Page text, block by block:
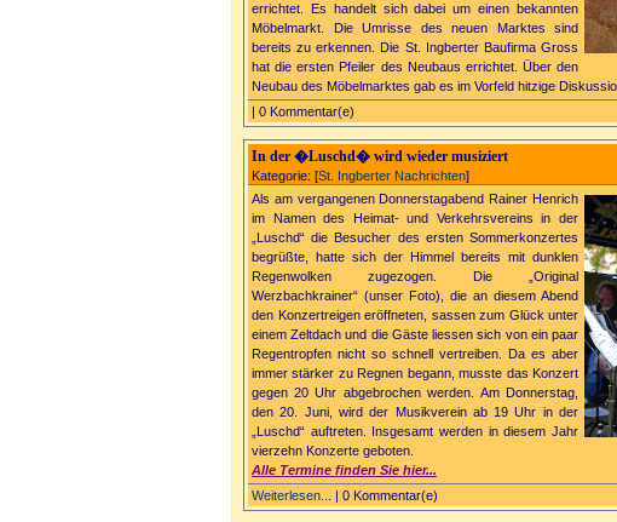
errichtet. Es handelt sich dabei um einen bekannten
Möbelmarkt. Die Umrisse des neuen Marktes sind
bereits zu erkennen. Die St. Ingberter Baufirma Gross
hat die ersten Pfeiler des Neubaus errichtet. Über den
Neubau des Möbelmarktes gab es im Vorfeld hitzige
| 0 Kommentar(e)
In der �Luschd� wird wieder musiziert
Kategorie: [St. Ingberter Nachrichten]
Als am vergangenen Donnerstagabend Rainer Henrich
im Namen des Heimat- und Verkehrsvereins in der
„Luschd“ die Besucher des ersten Sommerkonzertes
begrüßte, hatte sich der Himmel bereits mit dunklen
Regenwolken zugezogen. Die „Original
Werzbachkrainer“ (unser Foto), die an diesem Abend
den Konzertreigen eröffneten, sassen zum Glück unter
einem Zeltdach und die Gäste liessen sich von ein paar
Regentropfen nicht so schnell vertreiben. Da es aber
immer stärker zu Regnen begann, musste das Konzert
gegen 20 Uhr abgebrochen werden. Am Donnerstag,
den 20. Juni, wird der Musikverein ab 19 Uhr in der
„Luschd“ auftreten. Insgesamt werden in diesem Jahr
vierzehn Konzerte geboten.
Alle Termine finden Sie hier...
Weiterlesen...
| 0 Kommentar(e)